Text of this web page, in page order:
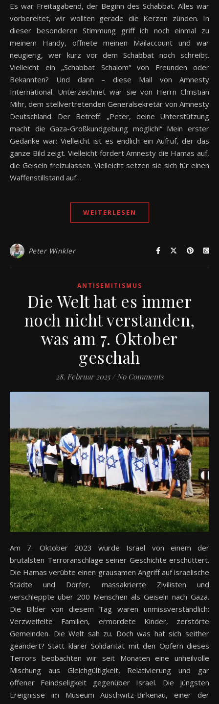
Es war Freitagabend, der Beginn des Schabbat. Alles war
vorbereitet, wir wollten gerade die Kerzen zünden. In
dieser besonderen Stimmung griff ich noch einmal zu
meinem Handy, öffnete meinen Mailaccount und war
neugierig, wer kurz vor dem Schabbat noch schreibt.
Vielleicht ein „Schabbat Schalom“ von Freunden oder
Bekannten? Und dann – diese Mail von Amnesty
International. Unterzeichnet war sie von Herrn Christian
Mihr, dem stellvertretenden Generalsekretär von Amnesty
Deutschland. Der Betreff: „Peter, deine Unterstützung
macht die Gaza-Großkundgebung möglich!“ Mein erster
Gedanke war: Vielleicht ist es endlich ein Aufruf, der das
ganze Bild zeigt. Vielleicht fordert Amnesty die Hamas auf,
die Geiseln freizulassen. Vielleicht setzen sie sich für einen
Waffenstillstand auf…
WEITERLESEN
Peter Winkler
ANTISEMITISMUS
Die Welt hat es immer
noch nicht verstanden,
was am 7. Oktober
geschah
28. Februar 2025 / No Comments
Am 7. Oktober 2023 wurde Israel von einem der
brutalsten Terroranschläge seiner Geschichte erschüttert.
Die Hamas verübte einen grausamen Angriff auf israelische
Städte und Dörfer, massakrierte Zivilisten und
verschleppte über 200 Menschen als Geiseln nach Gaza.
Die Bilder von diesem Tag waren unmissverständlich:
Verzweifelte Familien, ermordete Kinder, zerstörte
Gemeinden. Die Welt sah zu. Doch was hat sich seither
geändert? Statt klarer Solidarität mit den Opfern dieses
Terrors beobachten wir seit Monaten eine unheilvolle
Mischung aus Gleichgültigkeit, Relativierung und gar
offener Feindseligkeit gegenüber Israel. Die jüngsten
Ereignisse im Museum Auschwitz-Birkenau, einer der